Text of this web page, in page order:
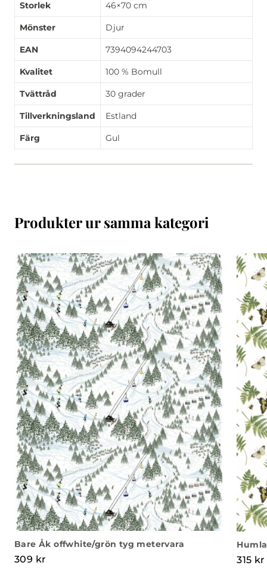
Storlek 46×70 cm
Mönster Djur
EAN 7394094244703
Kvalitet 100 % Bomull
Tvättråd 30 grader
Tillverkningsland Estland
Färg Gul
Produkter ur samma kategori
Bare Åk offwhite/grön tyg metervara
309 kr 315 kr